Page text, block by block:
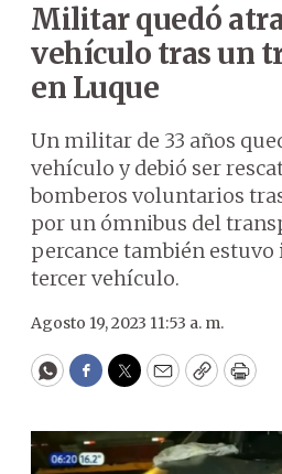
Militar quedó
vehículo tras un
en Luque
Un militar de 33 años
vehículo y debió ser
bomberos voluntarios
por un ómnibus del
percance también
tercer vehículo.
Agosto 19, 2023 11:53 a. m.
WhatsApp
Facebook
Twitter
EmailCopyPrint